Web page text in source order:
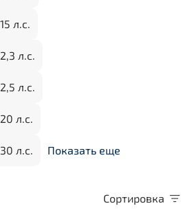
л.с.
л.с.
л.с.
л.с.
л.с. Показать еще
Сортировка